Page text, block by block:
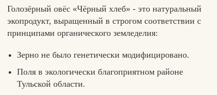
Голозёрный овёс «Чёрный хлеб» - это натуральный
экопродукт, выращенный в строгом соответствии с
принципами органического земледелия:
Зерно не было генетически модифицировано.
Поля в экологически благоприятном районе
Тульской области.